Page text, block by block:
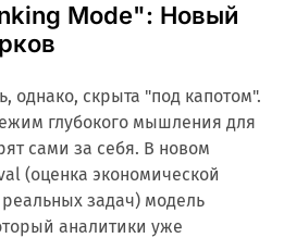
Mode": Новый
однако, скрыта "под капотом".
глубокого мышления для
сами за себя. В новом
(оценка экономической
задач) модель
аналитики уже